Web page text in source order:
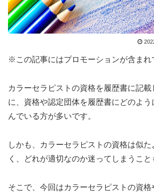
※この記事にはプロモーションが含まれ
カラーセラピストの資格を履歴書に記
に、資格や認定団体を履歴書にどのよ
んでいる方が多いです。
しかも、カラーセラピストの資格は似
く、どれが適切なのか迷ってしまうこと
そこで、今回はカラーセラピストの資